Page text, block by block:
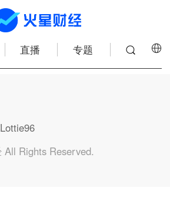
直播 专题
Rights Reserved.